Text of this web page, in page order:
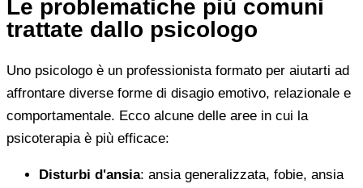
Le problematiche più comuni
trattate dallo psicologo
Uno psicologo è un professionista formato per aiutarti ad
affrontare diverse forme di disagio emotivo, relazionale e
comportamentale. Ecco alcune delle aree in cui la
psicoterapia è più efficace:
Disturbi d'ansia: ansia generalizzata, fobie, ansia